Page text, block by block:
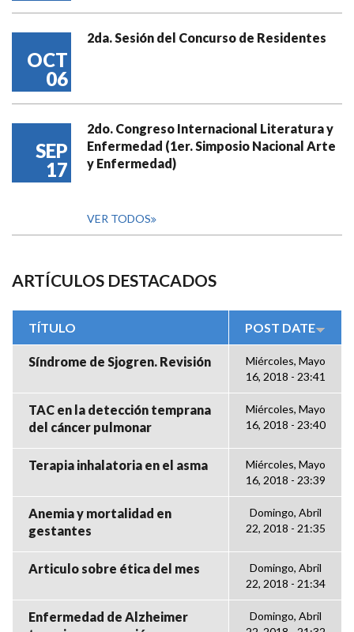
OCT
06
2da. Sesión del Concurso de Residentes
SEP
17
2do. Congreso Internacional Literatura y
Enfermedad (1er. Simposio Nacional Arte
y Enfermedad)
VER TODOS
ARTÍCULOS DESTACADOS
TÍTULO POST DATE
Síndrome de Sjogren. Revisión
Miércoles, Mayo
16, 2018 - 23:41
TAC en la detección temprana
del cáncer pulmonar
Miércoles, Mayo
16, 2018 - 23:40
Terapia inhalatoria en el asma
Miércoles, Mayo
16, 2018 - 23:39
Anemia y mortalidad en
gestantes
Domingo, Abril
22, 2018 - 21:35
Articulo sobre ética del mes
Domingo, Abril
22, 2018 - 21:34
Enfermedad de Alzheimer
Domingo, Abril